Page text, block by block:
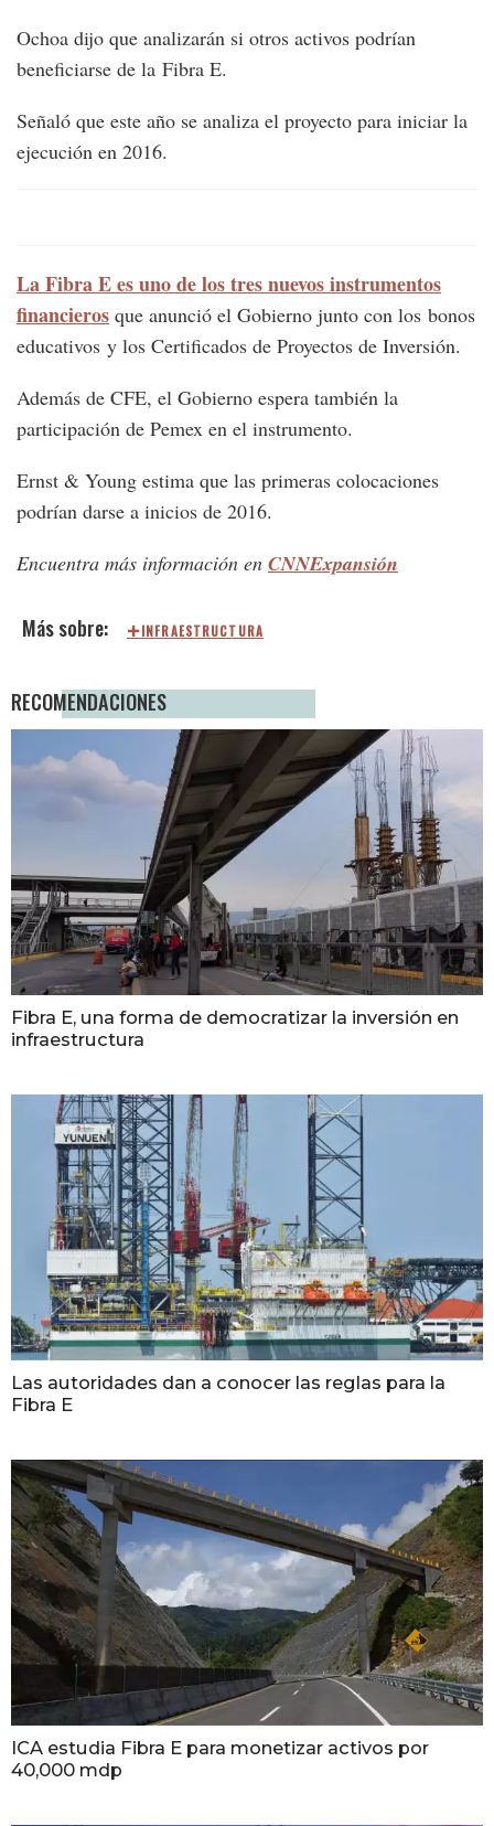
Ochoa dijo que analizarán si otros activos podrían
beneficiarse de la Fibra E.
Señaló que este año se analiza el proyecto para iniciar la
ejecución en 2016.
La Fibra E es uno de los tres nuevos instrumentos
financieros que anunció el Gobierno junto con los bonos
educativos y los Certificados de Proyectos de Inversión.
Además de CFE, el Gobierno espera también la
participación de Pemex en el instrumento.
Ernst & Young estima que las primeras colocaciones
podrían darse a inicios de 2016.
Encuentra más información en CNNExpansión
INFRAESTRUCTURA
RECOMENDACIONES
Fibra E, una forma de democratizar la inversión en
infraestructura
Las autoridades dan a conocer las reglas para la
Fibra E
ICA estudia Fibra E para monetizar activos por
40,000 mdp